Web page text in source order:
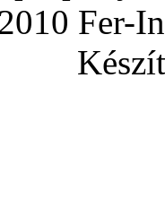
Fer-